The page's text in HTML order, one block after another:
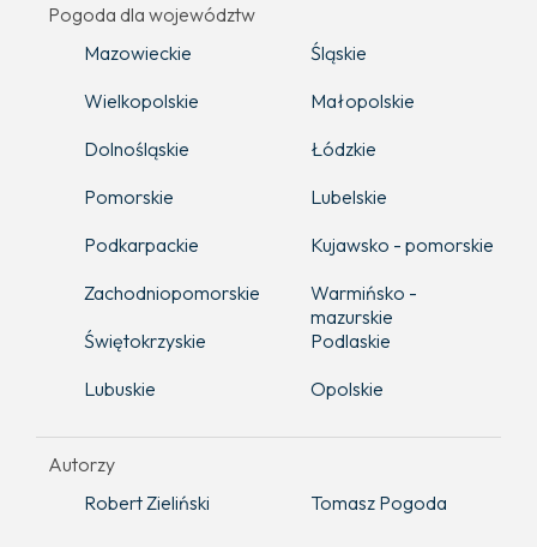
Pogoda dla województw
Mazowieckie
Śląskie
Wielkopolskie
Małopolskie
Dolnośląskie
Łódzkie
Pomorskie
Lubelskie
Podkarpackie
Kujawsko - pomorskie
Zachodniopomorskie
Warmińsko -
mazurskie
Świętokrzyskie
Podlaskie
Lubuskie
Opolskie
Autorzy
Robert Zieliński
Tomasz Pogoda